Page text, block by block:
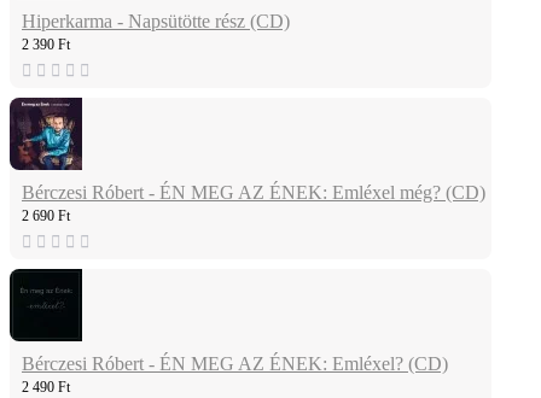
Hiperkarma - Napsütötte rész (CD)
2 390 Ft
Bérczesi Róbert - ÉN MEG AZ ÉNEK: Emléxel még? (CD)
2 690 Ft
Bérczesi Róbert - ÉN MEG AZ ÉNEK: Emléxel? (CD)
2 490 Ft